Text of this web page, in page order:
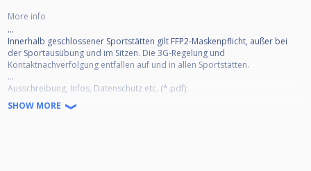
More info
...
Innerhalb geschlossener Sportstätten gilt FFP2-Maskenpflicht, außer bei
der Sportausübung und im Sitzen. Die 3G-Regelung und
Kontaktnachverfolgung entfallen auf und in allen Sportstätten.
...
Ausschreibung, Infos, Datenschutz etc. (*.pdf):
https://1drv.ms/b/s!ArZV_9a5STfjl1NDhBVypn8jSkLp?e=H6UAdS
SHOW MORE